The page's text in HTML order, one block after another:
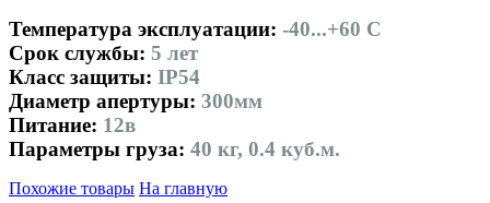
Температура эксплуатации: -40...+60 С
Срок службы: 5 лет
Класс защиты: IP54
Диаметр апертуры: 300мм
Питание: 12в
Параметры груза: 40 кг, 0.4 куб.м.
Похожие товары На главную